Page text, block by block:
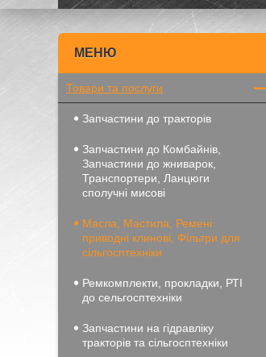
Товари та послуги
Запчастини до тракторів
Запчастини до Комбайнів,
Запчастини до жниварок,
Транспортери, Ланцюги
сполучні мисові
Масла, Мастила, Ремені
приводні клинові, Фільтри для
сільгосптехніки
Ремкомплекти, прокладки, РТІ
до сельгосптехніки
Запчастини на гідравліку
тракторів та сільгосптехніки